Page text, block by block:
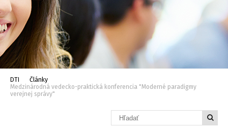
DTI
Články
Medzinárodná vedecko-praktická konferencia "Moderné paradigmy
verejnej správy"